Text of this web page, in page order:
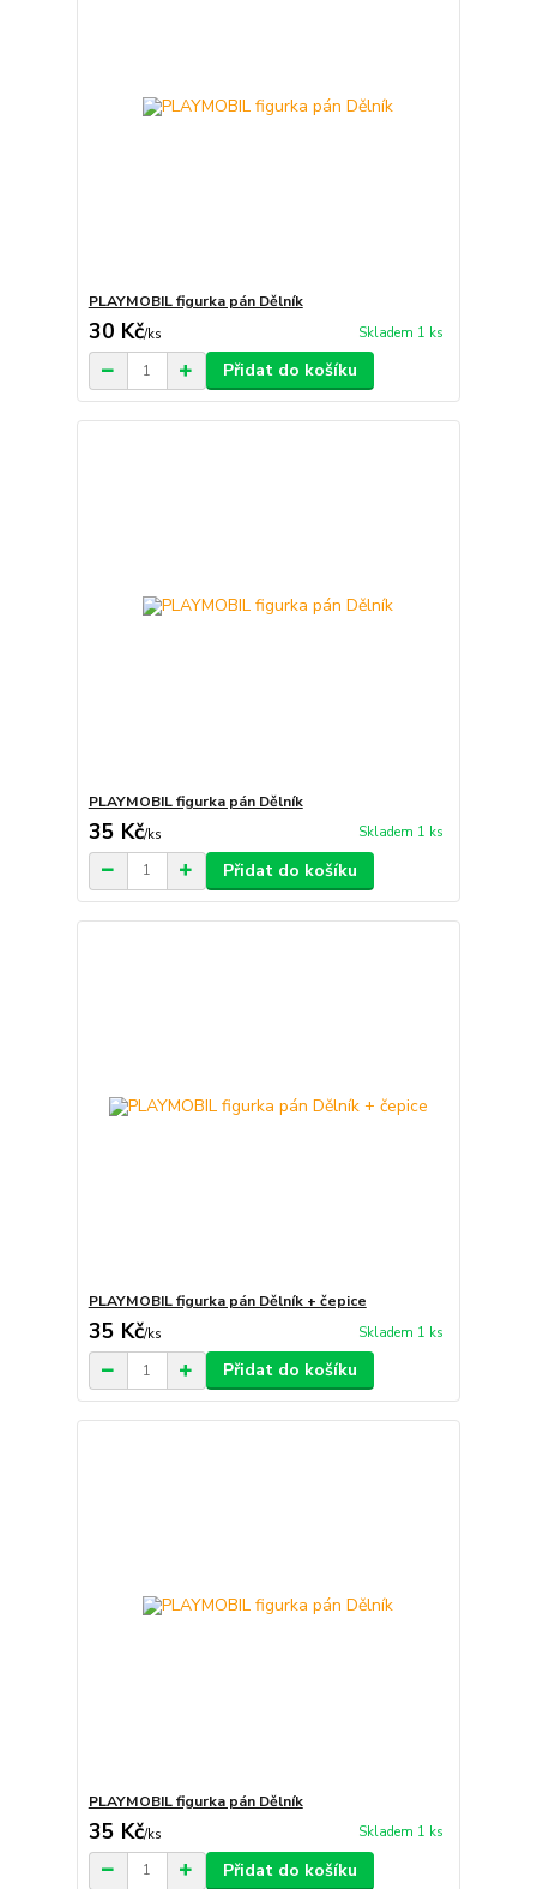
PLAYMOBIL figurka pán Dělník
30 Kč/ks Skladem 1 ks
Přidat do košíku
PLAYMOBIL figurka pán Dělník
35 Kč/ks Skladem 1 ks
Přidat do košíku
PLAYMOBIL figurka pán Dělník + čepice
35 Kč/ks Skladem 1 ks
Přidat do košíku
PLAYMOBIL figurka pán Dělník
35 Kč/ks Skladem 1 ks
Přidat do košíku